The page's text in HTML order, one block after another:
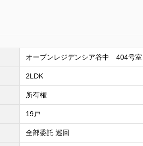
オープンレジデンシア谷中 404号室
2LDK
所有権
19戸
全部委託 巡回